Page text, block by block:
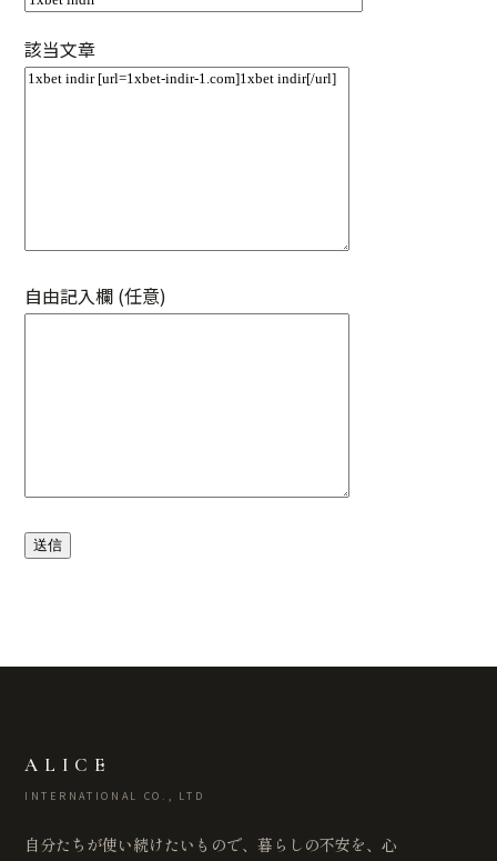
該当文章
自由記入欄 (任意)
ALICE
INTERNATIONAL CO., LTD
自分たちが使い続けたいもので、暮らしの不安を、心